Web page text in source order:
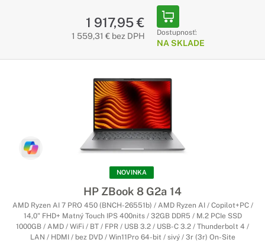
1 917,95 €
1 559,31 € bez DPH Dostupnosť:
NA SKLADE
NOVINKA
HP ZBook 8 G2a 14
AMD Ryzen AI 7 PRO 450 (BNCH-26551b) / AMD Ryzen AI / Copilot+PC /
14,0" FHD+ Matný Touch IPS 400nits / 32GB DDR5 / M.2 PCIe SSD
1000GB / AMD / WiFi / BT / FPR / USB 3.2 / USB-C 3.2 / Thunderbolt 4 /
LAN / HDMI / bez DVD / Win11Pro 64-bit / sivý / 3r (3r) On-Site